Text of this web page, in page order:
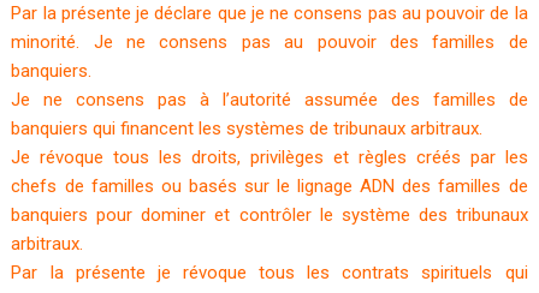
Par la présente je déclare que je ne consens pas au pouvoir de la
minorité. Je ne consens pas au pouvoir des familles de
banquiers.
Je ne consens pas à l’autorité assumée des familles de
banquiers qui financent les systèmes de tribunaux arbitraux.
Je révoque tous les droits, privilèges et règles créés par les
chefs de familles ou basés sur le lignage ADN des familles de
banquiers pour dominer et contrôler le système des tribunaux
arbitraux.
Par la présente je révoque tous les contrats spirituels qui